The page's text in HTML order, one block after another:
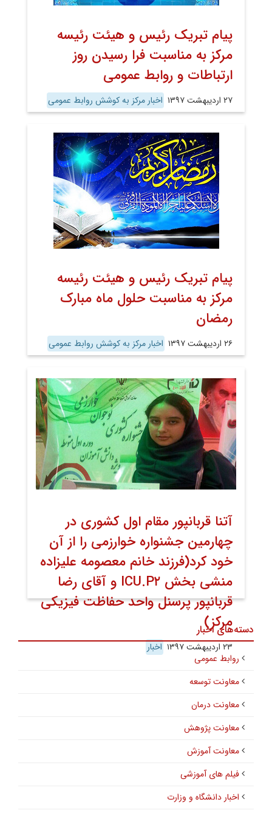
پیام تبریک رئیس و هیئت رئیسه
مرکز به مناسبت فرا رسیدن روز
ارتباطات و روابط عمومی
۲۷ اردیبهشت ۱۳۹۷ اخبار مرکز به کوشش روابط عمومی
پیام تبریک رئیس و هیئت رئیسه
مرکز به مناسبت حلول ماه مبارک
رمضان
۲۶ اردیبهشت ۱۳۹۷ اخبار مرکز به کوشش روابط عمومی
آتنا قربانپور مقام اول کشوری در
چهارمین جشنواره خوارزمی را از آن
خود کرد(فرزند خانم معصومه علیزاده
منشی بخش ICU.P۲ و آقای رضا
قربانپور پرسنل واحد حفاظت فیزیکی
مرکز)
۲۳ اردیبهشت ۱۳۹۷ اخبار
دسته‌های اخبار
روابط عمومی
معاونت توسعه
معاونت درمان
معاونت پژوهش
معاونت آموزش
فیلم های آموزشی
اخبار دانشگاه و وزارت